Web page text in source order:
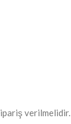
verilmelidir.